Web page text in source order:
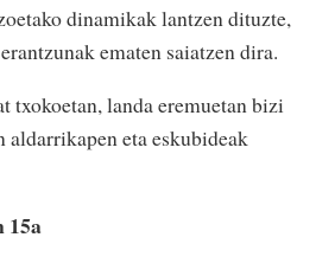
dinamikak lantzen dituzte,
ematen saiatzen dira.
txokoetan, landa eremuetan bizi
aldarrikapen eta eskubideak
15a